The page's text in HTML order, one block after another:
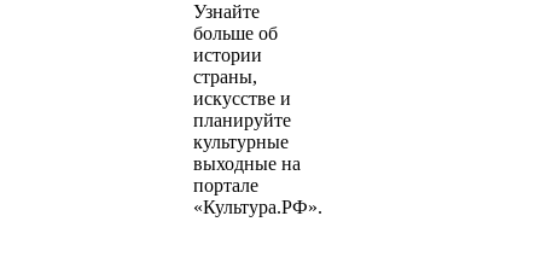
Узнайте
больше об
истории
страны,
искусстве и
планируйте
культурные
выходные на
портале
«Культура.РФ».